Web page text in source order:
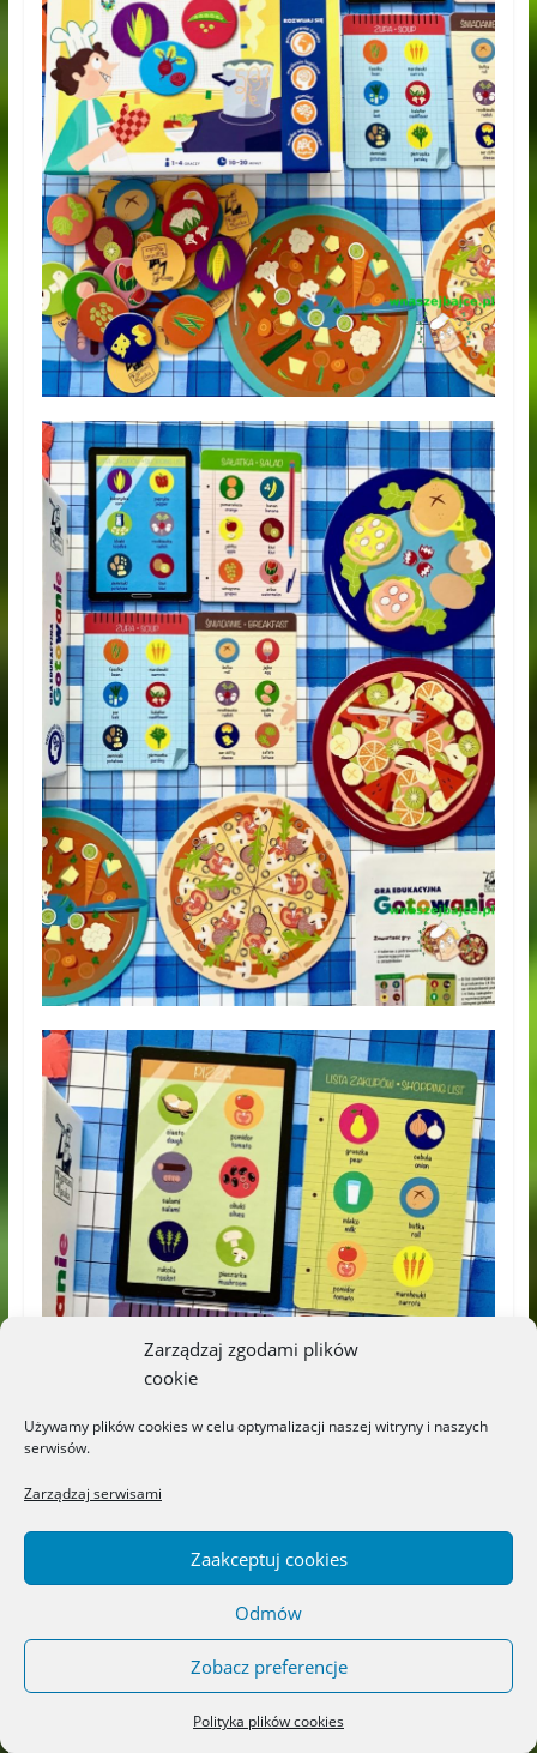
Zarządzaj zgodami plików
cookie
Używamy plików cookies w celu optymalizacji naszej witryny i naszych
serwisów.
Zarządzaj serwisami
Zaakceptuj cookies
Odmów
Zobacz preferencje
Polityka plików cookies